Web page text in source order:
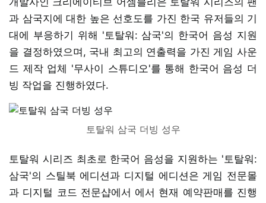
과 삼국지에 대한 높은 선호도를 가진 한국 유저들의 기
대에 부응하기 위해 '토탈워: 삼국'의 한국어 음성 지원
을 결정하였으며, 국내 최고의 연출력을 가진 게임 사운
드 제작 업체 '무사이 스튜디오'를 통해 한국어 음성 더
빙 작업을 진행하였다.
토탈워 삼국 더빙 성우
토탈워 시리즈 최초로 한국어 음성을 지원하는 '토탈워:
삼국'의 스틸북 에디션과 디지털 에디션은 게임 전문몰
과 디지털 코드 전문샵에서 에서 현재 예약판매를 진행